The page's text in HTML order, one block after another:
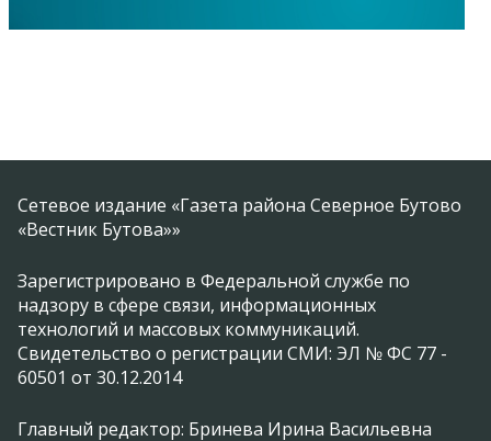
Сетевое издание «Газета района Северное Бутово
«Вестник Бутова»»
Зарегистрировано в Федеральной службе по
надзору в сфере связи, информационных
технологий и массовых коммуникаций.
Свидетельство о регистрации СМИ: ЭЛ № ФС 77 -
60501 от 30.12.2014
Главный редактор: Бринева Ирина Васильевна